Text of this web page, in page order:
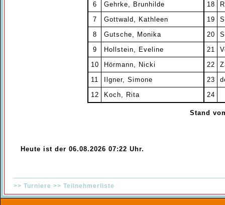
6
Gehrke, Brunhilde 18
7
Gottwald, Kathleen 19
8
Gutsche, Monika 20
9
Hollstein, Eveline 21
10
Hörmann, Nicki 22
11
Ilgner, Simone 23
12
Koch, Rita 24
Stand
Heute ist der 06.08.2026 07:22 Uhr.
>> Turniere >> Teilnehmerliste